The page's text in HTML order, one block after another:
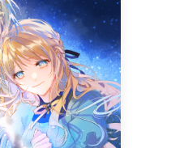
プノベルス
プノベルスf